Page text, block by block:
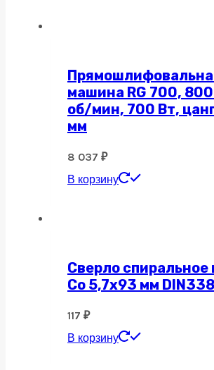
машина RG 700,
об/мин, 700 Вт,
мм
8 037 ₽
В корзину
Сверло спиральное
Co 5,7х93 мм DIN338
117 ₽
В корзину